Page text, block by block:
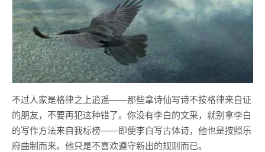
不过人家是格律之上逍遥——那些拿诗仙写诗不按格律来自证
的朋友，不要再犯这种错了。你没有李白的文采，就别拿李白
的写作方法来自我标榜——即便李白写古体诗，他也是按照乐
府曲制而来。他只是不喜欢遵守新出的规则而已。